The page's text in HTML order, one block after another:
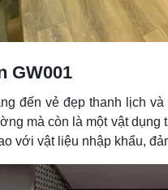
GW001
đến vẻ đẹp thanh lịch
mà còn là một vật
với vật liệu nhập khẩu,